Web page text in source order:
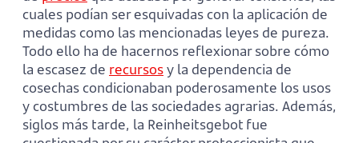
cuales podían ser esquivadas con la aplicación de
medidas como las mencionadas leyes de pureza.
Todo ello ha de hacernos reflexionar sobre cómo
la escasez de recursosy la dependencia de
cosechas condicionaban poderosamente los usos
y costumbres de las sociedades agrarias. Además,
siglos más tarde, la Reinheitsgebot fue